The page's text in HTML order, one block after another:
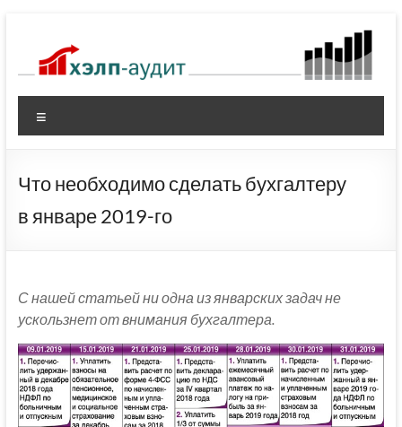
содержимому
Что необходимо сделать бухгалтеру
в январе 2019-го
С нашей статьей ни одна из январских задач не
ускользнет от внимания бухгалтера.